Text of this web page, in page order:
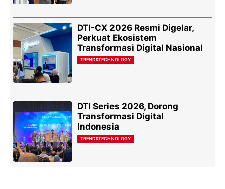
DTI-CX 2026 Resmi Digelar,
Perkuat Ekosistem
Transformasi Digital Nasional
TREND&TECHNOLOGY
DTI Series 2026, Dorong
Transformasi Digital
Indonesia
TREND&TECHNOLOGY